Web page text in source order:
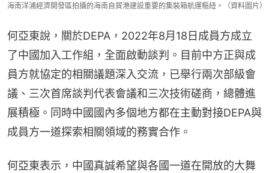
海南洋浦經濟開發區拍攝的海南自貿港建設重要的集裝箱航運樞紐。（資料圖片）
何亞東說，關於DEPA，2022年8月18日成員方成立
了中國加入工作組，全面啟動談判。目前中方正與成
員方就協定的相關議題深入交流，已舉行兩次部級會
議、三次首席談判代表會議和三次技術磋商，總體進
展積極。同時中國國內多個地方都在主動對接DEPA與
成員方一道探索相關領域的務實合作。
何亞東表示，中國真誠希望與各國一道在開放的大舞